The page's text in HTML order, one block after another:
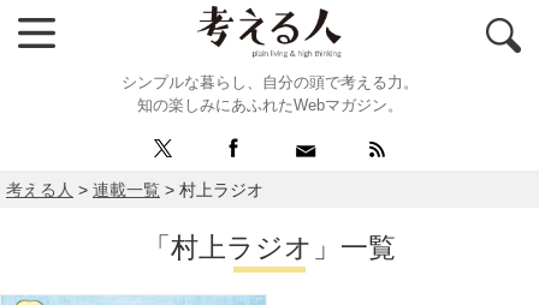
シンプルな暮らし、自分の頭で考える力。
知の楽しみにあふれたWebマガジン。
考える人 > 連載一覧 > 村上ラジオ
「村上ラジオ」一覧